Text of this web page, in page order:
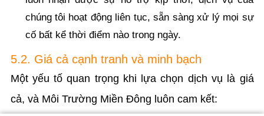
chúng tôi hoạt động liên tục, sẵn sàng xử lý mọi sự
cố bất kể thời điểm nào trong ngày.
5.2. Giá cả cạnh tranh và minh bạch
Một yếu tố quan trọng khi lựa chọn dịch vụ là giá
cả, và Môi Trường Miền Đông luôn cam kết: